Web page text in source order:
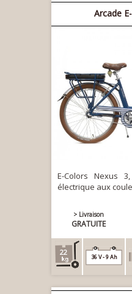
Arcade
E-Colors Nexus
électrique aux
> Livraison
GRATUITE
22
36 V - 9 Ah